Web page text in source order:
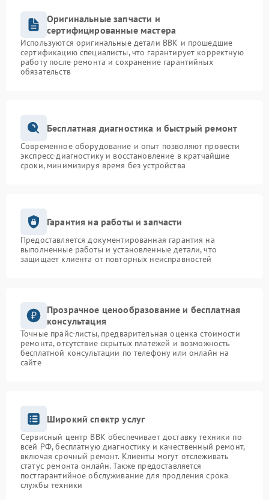
Оригинальные запчасти и
сертифицированные мастера
Используются оригинальные детали BBK и прошедшие
сертификацию специалисты, что гарантирует корректную
работу после ремонта и сохранение гарантийных
обязательств
Бесплатная диагностика и быстрый ремонт
Современное оборудование и опыт позволяют провести
экспресс-диагностику и восстановление в кратчайшие
сроки, минимизируя время без устройства
Гарантия на работы и запчасти
Предоставляется документированная гарантия на
выполненные работы и установленные детали, что
защищает клиента от повторных неисправностей
Прозрачное ценообразование и бесплатная
консультация
Точные прайс-листы, предварительная оценка стоимости
ремонта, отсутствие скрытых платежей и возможность
бесплатной консультации по телефону или онлайн на
сайте
Широкий спектр услуг
Сервисный центр BBK обеспечивает доставку техники по
всей РФ, бесплатную диагностику и качественный ремонт,
включая срочный ремонт. Клиенты могут отслеживать
статус ремонта онлайн. Также предоставляется
постгарантийное обслуживание для продления срока
службы техники